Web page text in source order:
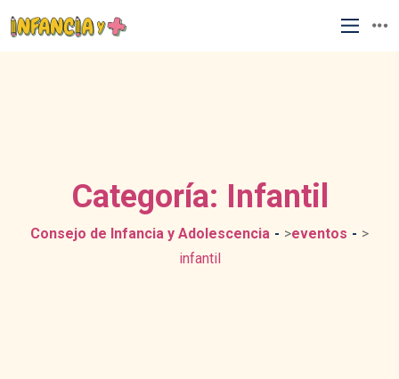
Categoría: Infantil
Consejo de Infancia y Adolescencia >eventos
>
infantil